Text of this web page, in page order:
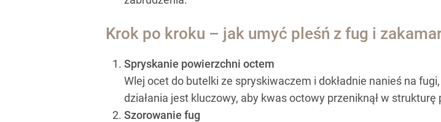
Krok po kroku – jak umyć pleśń z fug i
Spryskanie powierzchni octem
Wlej ocet do butelki ze spryskiwaczem i dokładnie nanieś na
działania jest kluczowy, aby kwas octowy przeniknął w strukturę
Szorowanie fug